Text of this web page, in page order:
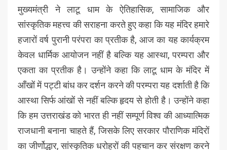
मुख्यमंत्री ने लाटू धाम के ऐतिहासिक, सामाजिक और
सांस्कृतिक महत्त्व की सराहना करते हुए कहा कि यह मंदिर हमारे
हजारों वर्ष पुरानी परंपरा का प्रतीक है, आज का यह कार्यक्रम
केवल धार्मिक आयोजन नहीं है बल्कि यह आस्था, परम्परा और
एकता का प्रतीक है। उन्होंने कहा कि लाटू धाम के मंदिर में
आँखों में पट्टी बांध कर दर्शन करने की परम्परा यह दर्शाती है कि
आस्था सिर्फ आंखों से नहीं बल्कि हृदय से होती है। उन्होंने कहा
कि हम उत्तराखंड को भारत ही नहीं सम्पूर्ण विश्व की आध्यात्मिक
राजधानी बनाना चाहते हैं, जिसके लिए सरकार पौराणिक मंदिरों
का जीर्णोद्धार, सांस्कृतिक धरोहरों की पहचान कर संरक्षण करने